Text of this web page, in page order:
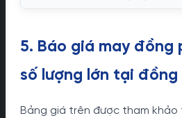
5. Báo giá may đồng
số lượng lớn tại đồng
Bảng giá trên được tham khảo